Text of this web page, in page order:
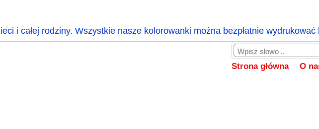
i całej rodziny. Wszystkie nasze kolorowanki można bezpłatnie wydrukować
Strona główna O